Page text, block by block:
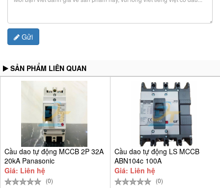
Gửi
SẢN PHẨM LIÊN QUAN
Cầu dao tự động MCCB 2P 32A
20kA Panasonic
BBSF2232CTCV
Giá: Liên hệ
(0)
Cầu dao tự động LS MCCB
ABN104c 100A
Giá: Liên hệ
(0)